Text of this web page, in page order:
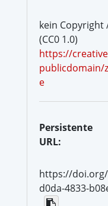
kein Copyright
(CC0 1.0)
https://
publicdomain/
e
Persistente
URL:
https://doi.org/
d0da-4833-